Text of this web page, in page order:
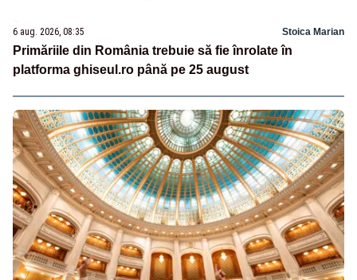
6 aug. 2026, 08:35 Stoica Marian
Primăriile din România trebuie să fie înrolate în
platforma ghiseul.ro până pe 25 august